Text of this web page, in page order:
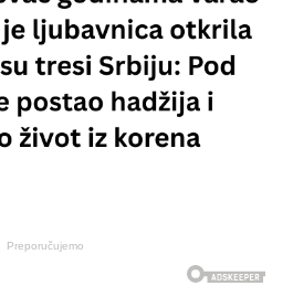
Preporučujemo